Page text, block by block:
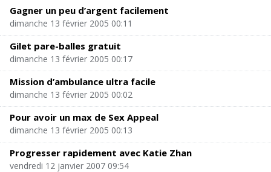
Gagner un peu d’argent facilement
dimanche 13 février 2005 00:11
Gilet pare-balles gratuit
dimanche 13 février 2005 00:17
Mission d’ambulance ultra facile
dimanche 13 février 2005 00:02
Pour avoir un max de Sex Appeal
dimanche 13 février 2005 00:13
Progresser rapidement avec Katie Zhan
vendredi 12 janvier 2007 09:54